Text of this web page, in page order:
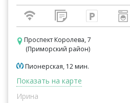
Проспект Королева, 7
(Приморский район)
Пионерская, 12 мин.
Показать на карте
Ирина